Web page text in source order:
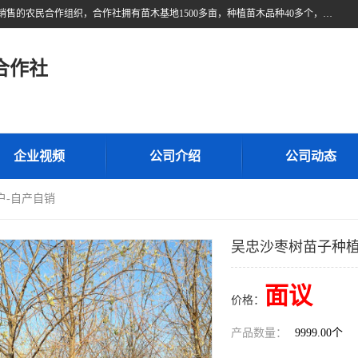
甘肃广恒源苗木农民合作社位于甘肃省临泽县，是一家从事苗木种植与销售的农民合作组织，合作社拥有苗木基地1500多亩，种植苗木品种40多个，年产各类苗木2000多万株。主营：白刺苗、红柳苗、梭梭苗等，我们以“种植一流的苗子，诚信经营”的经营理念，竭诚为每一位客户做优质的服务，欢迎来电咨询！
作社
企业视频 公司介绍 公司动态
-自产自销
吴忠沙枣树苗子种
价格： 面议
产品数量： 9999.00个